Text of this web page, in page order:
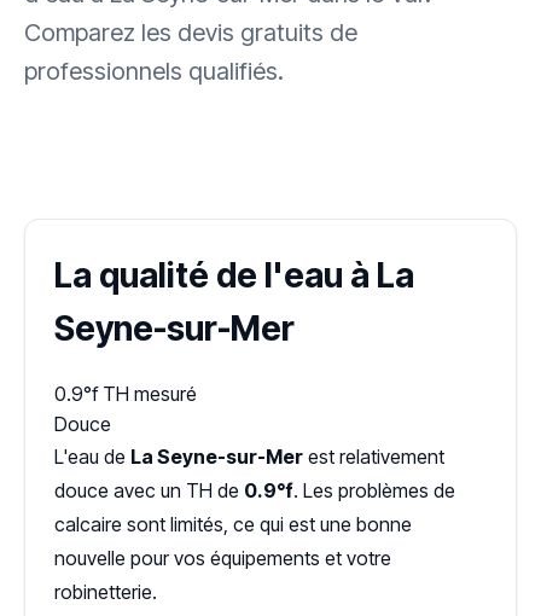
Comparez les devis gratuits de
professionnels qualifiés.
La qualité de l'eau à La
Seyne-sur-Mer
0.9°f TH mesuré
Douce
L'eau de La Seyne-sur-Mer est relativement
douce avec un TH de 0.9°f. Les problèmes de
calcaire sont limités, ce qui est une bonne
nouvelle pour vos équipements et votre
robinetterie.